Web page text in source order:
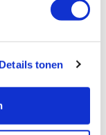
Details tonen
extra fijn